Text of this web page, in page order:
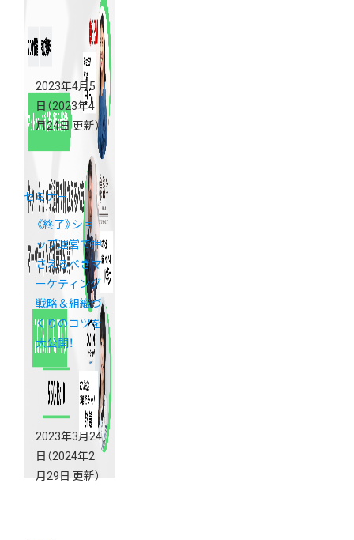
2023年4月5
日 （2023年4
月24日 更新）
セミナー
《終了》ショ
ップ運営で押
さえるべきマ
ーケティング
戦略＆組織づ
くりのコツを
大公開！
2023年3月24
日 （2024年2
月29日 更新）